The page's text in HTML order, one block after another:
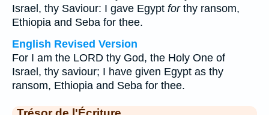
Israel, thy Saviour: I gave Egypt forthy ransom,
Ethiopia and Seba for thee.
English Revised Version
For I am the LORD thy God, the Holy One of
Israel, thy saviour; I have given Egypt as thy
ransom, Ethiopia and Seba for thee.